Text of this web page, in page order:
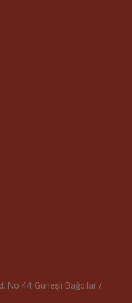
No:44 Güneşli Bağcılar /